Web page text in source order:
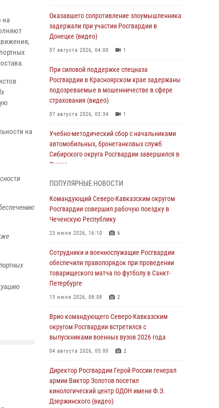
на
на
Оказавшего сопротивление злоумышленника
задержали при участии Росгвардии в
Донецке (видео)
07 августа 2026, 04:00 1
При силовой поддержке спецназа
Росгвардии в Красноярском крае задержаны
подозреваемые в мошенничестве в сфере
страхования (видео)
07 августа 2026, 03:34 1
Учебно-методический сбор с начальниками
автомобильных, бронетанковых служб
Сибирского округа Росгвардии завершился в
Омске
Генерал-полковник Олег Плохой поздравил
специалистов организационно-штатных
подразделений Росгвардии с
профессиональным праздником
В Нижнем Новгороде состоялось
Всероссийское совещание-семинар по
вопросам развития вневедомственной
охраны Росгвардии (видео)
В Брянске сотрудники и военнослужащие
Росгвардии почтили память Героя России
В кинологическом центре Уральского округа
Росгвардии почтили память товарищей,
погибших при исполнении воинского долга
ПОПУЛЯРНЫЕ НОВОСТИ
Командующий Северо-Кавказским округом
Росгвардии совершил рабочую поездку в
Чеченскую Республику
23 июля 2026, 16:10 6
Сотрудники и военнослужащие Росгвардии
обеспечили правопорядок при проведении
товарищеского матча по футболу в Санкт-
Петербурге
13 июля 2026, 08:08 2
Врио командующего Северо-Кавказским
округом Росгвардии встретился с
выпускниками военных вузов 2026 года
04 августа 2026, 05:00 2
Директор Росгвардии Герой России генерал
армии Виктор Золотов посетил
кинологический центр ОДОН имени Ф.Э.
Дзержинского (видео)